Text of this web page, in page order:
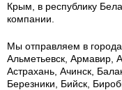
Крым, в республику
компании.
Мы отправляем в
Альметьевск, Армавир,
Астрахань, Ачинск,
Березники, Бийск,